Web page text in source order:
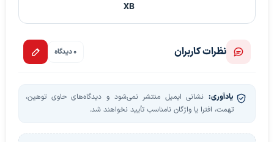
XB
نظرات کاربران 0 دیدگاه
یادآوری: نشانی ایمیل منتشر نمی‌شود و دیدگاه‌های حاوی توهین،
تهمت، افترا یا واژگان نامناسب تأیید نخواهند شد.